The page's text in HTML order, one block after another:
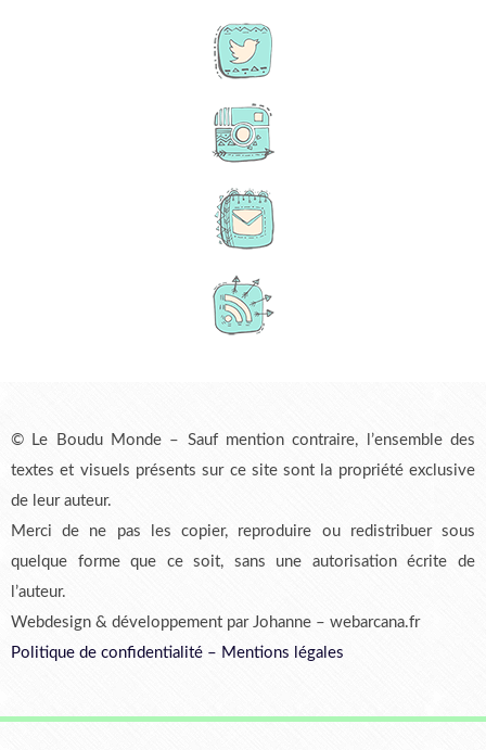
© Le Boudu Monde – Sauf mention contraire, l’ensemble des
textes et visuels présents sur ce site sont la propriété exclusive
de leur auteur.
Merci de ne pas les copier, reproduire ou redistribuer sous
quelque forme que ce soit, sans une autorisation écrite de
l’auteur.
Webdesign & développement par Johanne – webarcana.fr
Politique de confidentialité – Mentions légales